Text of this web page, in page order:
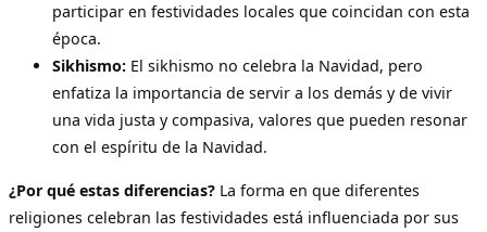
participar en festividades locales que coincidan con esta
época.
Sikhismo: El sikhismo no celebra la Navidad, pero
enfatiza la importancia de servir a los demás y de vivir
una vida justa y compasiva, valores que pueden resonar
con el espíritu de la Navidad.
¿Por qué estas diferencias? La forma en que diferentes
religiones celebran las festividades está influenciada por sus